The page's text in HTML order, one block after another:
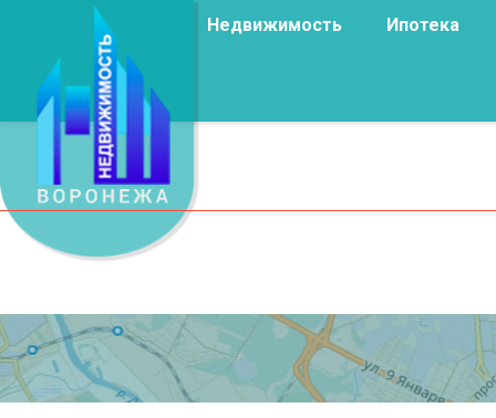
Недвижимость Ипотека